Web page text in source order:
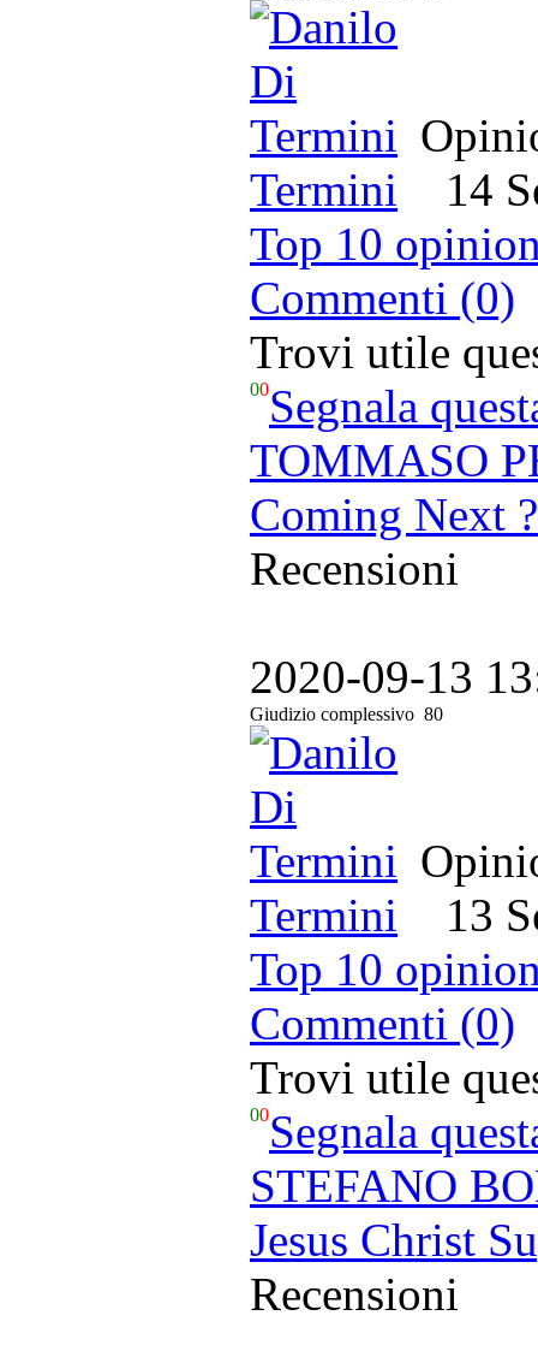
Termini 14
Top 10
Commenti (0)
Trovi utile
00Segnala
TOMMASO
Coming Next ?
Recensioni
2020-09-13
Giudizio complessivo 80
Termini 13
Top 10
Commenti (0)
Trovi utile
00Segnala
STEFANO
Jesus Christ
Recensioni